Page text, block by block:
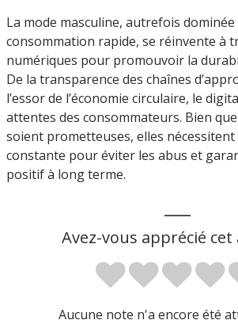
La mode masculine, autrefois dominée
consommation rapide, se réinvente à
numériques pour promouvoir la
De la transparence des chaînes
l’essor de l’économie circulaire, le
attentes des consommateurs. Bien
soient prometteuses, elles nécessitent
constante pour éviter les abus et
positif à long terme.
Avez-vous apprécié cet
Aucune note n'a encore été